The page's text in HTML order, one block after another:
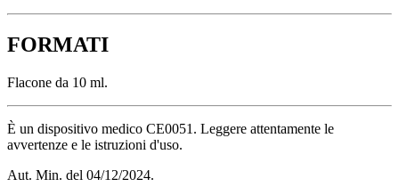
FORMATI
Flacone da 10 ml.
È un dispositivo medico CE0051. Leggere attentamente le
avvertenze e le istruzioni d'uso.
Aut. Min. del 04/12/2024.